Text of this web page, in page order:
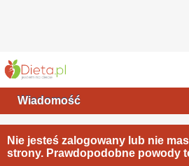
Wiadomość
Nie jesteś zalogowany lub nie
strony. Prawdopodobne powody